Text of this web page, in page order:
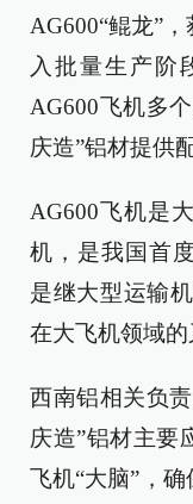
AG600“鲲龙”
入批量生产阶
AG600飞机多
庆造”铝材提供
AG600飞机是
机，是我国首
是继大型运输
在大飞机领域的
西南铝相关负
庆造”铝材主要
飞机“大脑”，